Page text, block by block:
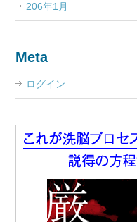
206年1月
Meta
ログイン